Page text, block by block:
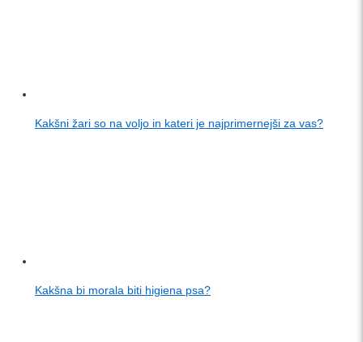
Kakšni žari so na voljo in kateri je najprimernejši za vas?
Kakšna bi morala biti higiena psa?